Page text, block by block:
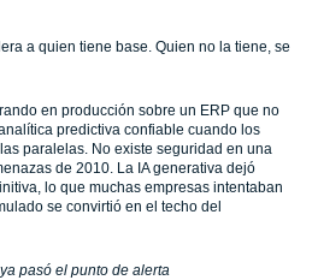
a quien tiene base. Quien no la tiene, se
en producción sobre un ERP que no
predictiva confiable cuando los
paralelas. No existe seguridad en una
de 2010. La IA generativa dejó
lo que muchas empresas intentaban
se convirtió en el techo del
pasó el punto de alerta